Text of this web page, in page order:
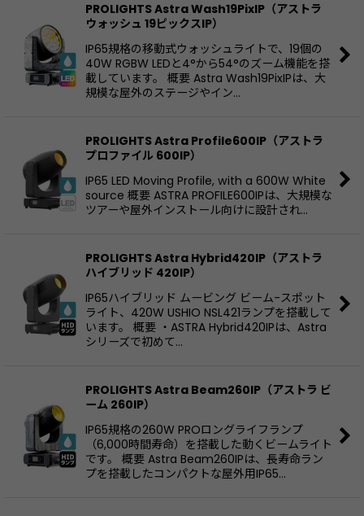
PROLIGHTS Astra Wash19PixIP（アストラ
ウォッシュ 19ピックスIP）
IP65規格の移動式ウォッシュライトで、19個の
40W RGBW LEDと4°から54°のズーム機能を搭
載しています。 概要 Astra Wash19PixIPは、大
規模な屋外のステージやイン…
PROLIGHTS Astra Profile600IP（アストラ
プロファイル 600IP）
IP65 LED Moving Profile, with a 600W White
source 概要 ASTRA PROFILE600IPは、大規模な
ツアーや屋外インストール向けに設計され…
PROLIGHTS Astra Hybrid420IP（アストラ
ハイブリッド 420IP）
IP65ハイブリッド ムービング ビーム-スポット
ライト、420W USHIO NSL421ランプを搭載して
います。 概要 ・ASTRA Hybrid420IPは、Astra
シリーズで初めて…
PROLIGHTS Astra Beam260IP（アストラ ビ
ーム 260IP）
IP65規格の260W PROロングライフランプ
（6,000時間寿命）を搭載した動くビームライト
です。 概要 Astra Beam260IPは、長寿命ラン
プを搭載したコンパクトな屋外用IP65…